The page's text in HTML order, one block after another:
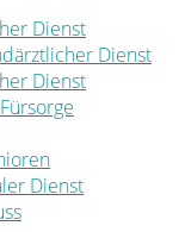
Dienst
Dienst
Dienst
Dienst